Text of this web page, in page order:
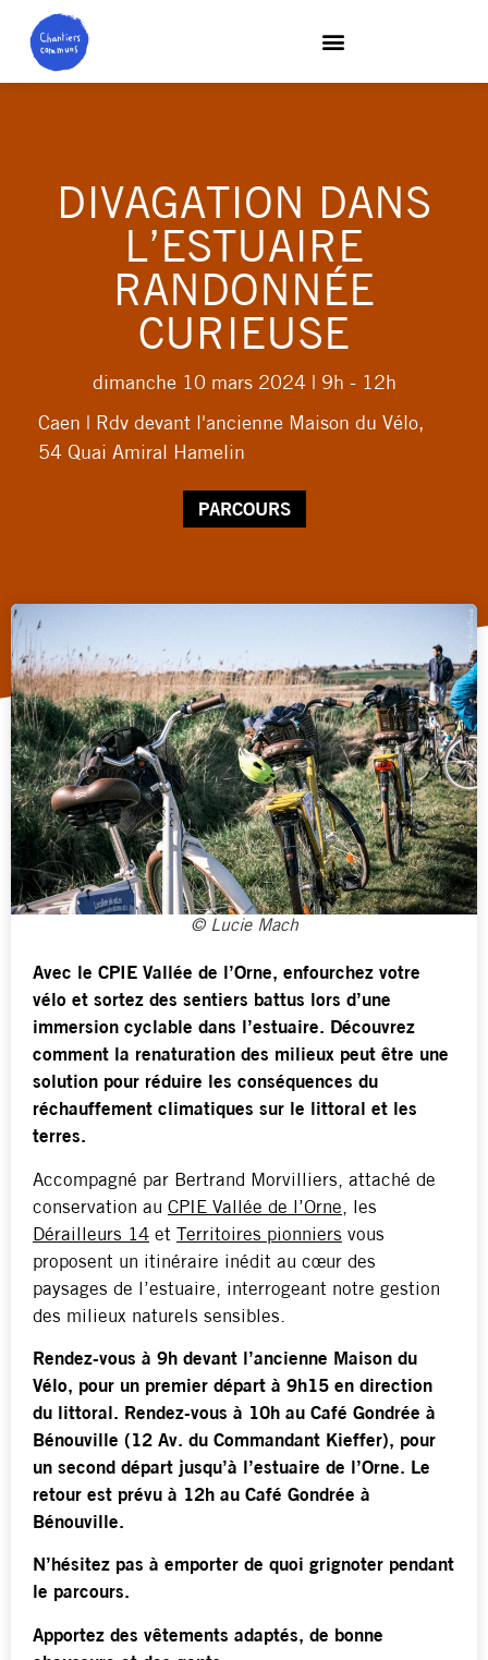
DIVAGATION DANS
L’ESTUAIRE
RANDONNÉE
CURIEUSE
dimanche 10 mars 2024| 9h - 12h
Caen | Rdv devant l'ancienne Maison du Vélo,
54 Quai Amiral Hamelin
PARCOURS
© Lucie Mach
Avec le CPIE Vallée de l’Orne, enfourchez votre
vélo et sortez des sentiers battus lors d’une
immersion cyclable dans l’estuaire. Découvrez
comment la renaturation des milieux peut être une
solution pour réduire les conséquences du
réchauffement climatiques sur le littoral et les
terres.
Accompagné par Bertrand Morvilliers, attaché de
conservation au CPIE Vallée de l’Orne, les
Dérailleurs 14 et Territoires pionniers vous
proposent un itinéraire inédit au cœur des
paysages de l’estuaire, interrogeant notre gestion
des milieux naturels sensibles.
Rendez-vous à 9h devant l’ancienne Maison du
Vélo, pour un premier départ à 9h15 en direction
du littoral. Rendez-vous à 10h au Café Gondrée à
Bénouville (12 Av. du Commandant Kieffer), pour
un second départ jusqu’à l’estuaire de l’Orne. Le
retour est prévu à 12h au Café Gondrée à
Bénouville.
N’hésitez pas à emporter de quoi grignoter pendant
le parcours.
Apportez des vêtements adaptés, de bonne